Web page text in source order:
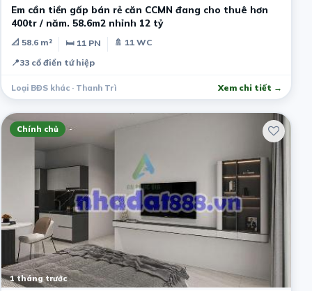
Em cần tiền gấp bán rẻ căn CCMN đang cho thuê hơn
400tr / năm. 58.6m2 nhỉnh 12 tỷ
📐 58.6 m² 🛏 11 PN
🚿 11 WC
📍33 cổ điển tứ hiệp
Loại BĐS khác · Thanh Trì Xem chi tiết →
Chính chủ
1 tháng trước